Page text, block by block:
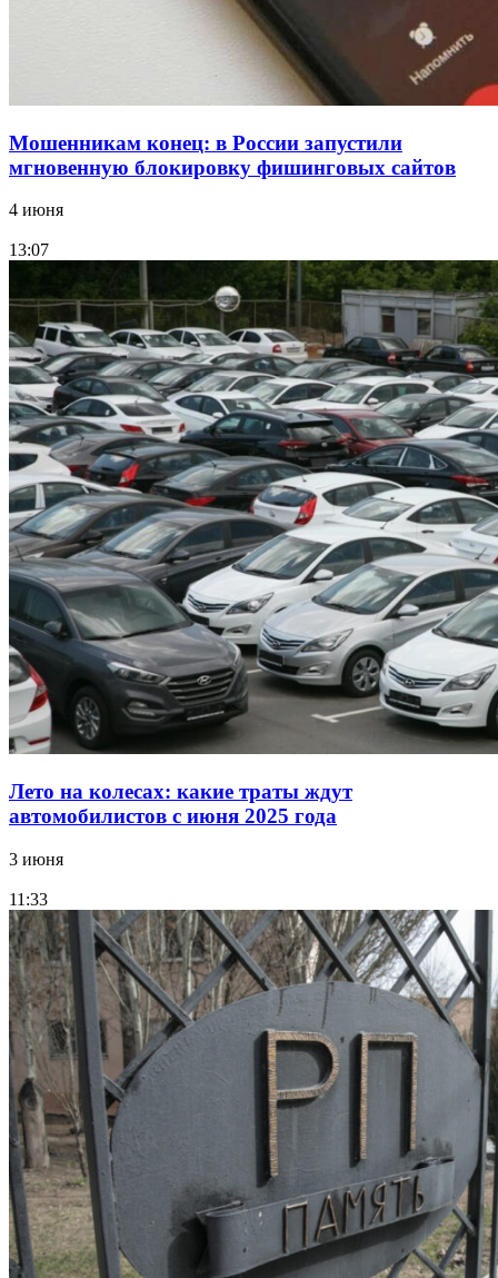
Мошенникам конец: в России запустили
мгновенную блокировку фишинговых сайтов
4 июня
13:07
Лето на колесах: какие траты ждут
автомобилистов с июня 2025 года
3 июня
11:33